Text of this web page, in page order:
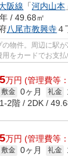
阪線 「河内山本
/ 49.68㎡
八尾市教興寺４
物件。周辺に駅
をカードでお支払
す。駅...
5万円 (管理費等
敷金 0ヶ月 礼金
1-2階 / 2DK /
5万円 (管理費等
敷金 0ヶ月 礼金